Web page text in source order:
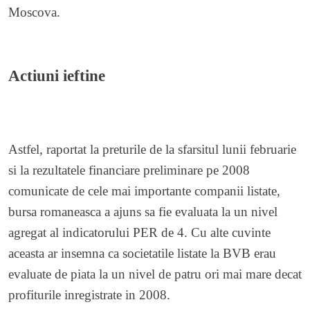
Moscova.
Actiuni ieftine
Astfel, raportat la preturile de la sfarsitul lunii februarie
si la rezultatele financiare preliminare pe 2008
comunicate de cele mai importante companii listate,
bursa romaneasca a ajuns sa fie evaluata la un nivel
agregat al indicatorului PER de 4. Cu alte cuvinte
aceasta ar insemna ca societatile listate la BVB erau
evaluate de piata la un nivel de patru ori mai mare decat
profiturile inregistrate in 2008.